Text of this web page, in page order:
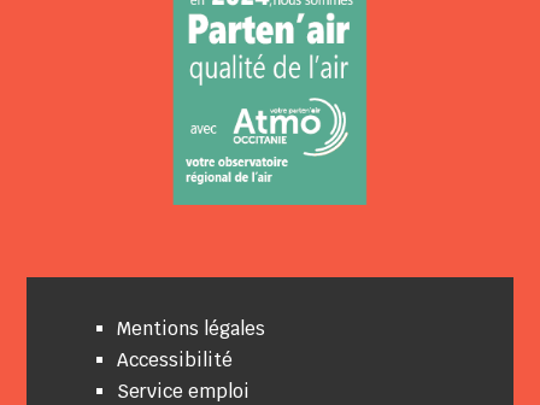
Mentions légales
Accessibilité
Service emploi